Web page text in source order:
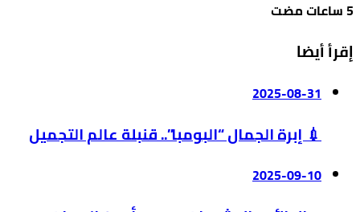
إقرأ أيضا
2025-08-31
💉 إبرة الجمال “البومبا”.. قنبلة عالم التجميل
2025-09-10